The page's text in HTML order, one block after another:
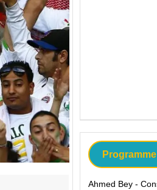
Ahmed Bey -